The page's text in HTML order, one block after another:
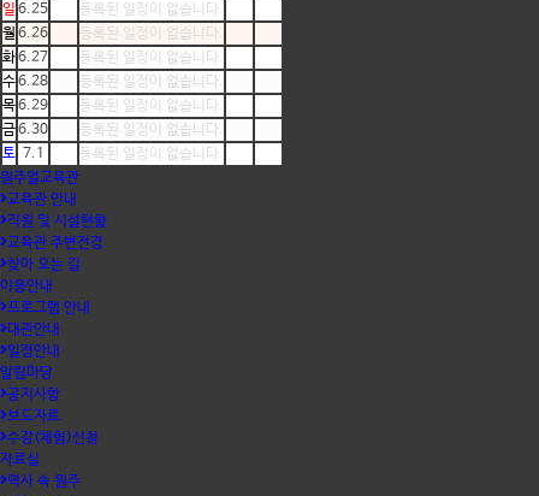
일 6.25
등록된 일정이 없습니다.
월 6.26
등록된 일정이 없습니다.
화6.27
등록된 일정이 없습니다.
수6.28
등록된 일정이 없습니다.
목6.29
등록된 일정이 없습니다.
금6.30
등록된 일정이 없습니다.
토 7.1
등록된 일정이 없습니다.
원주얼교육관
교육관 안내
직원 및 시설현황
교육관 주변전경
찾아 오는 길
이용안내
프로그램 안내
대관안내
일정안내
알림마당
공지사항
보도자료
수강(체험)신청
자료실
역사 속 원주